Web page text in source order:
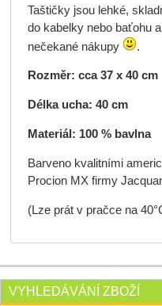
Taštičky jsou lehké,
do kabelky nebo baťohu
nečekané nákupy
.
Rozměr: cca 37 x 40 cm
Délka ucha: 40 cm
Materiál: 100 % bavlna
Barveno kvalitními
Procion MX firmy
(Lze prát v pračce na
VYHLEDÁVÁNÍ ZBOŽÍ